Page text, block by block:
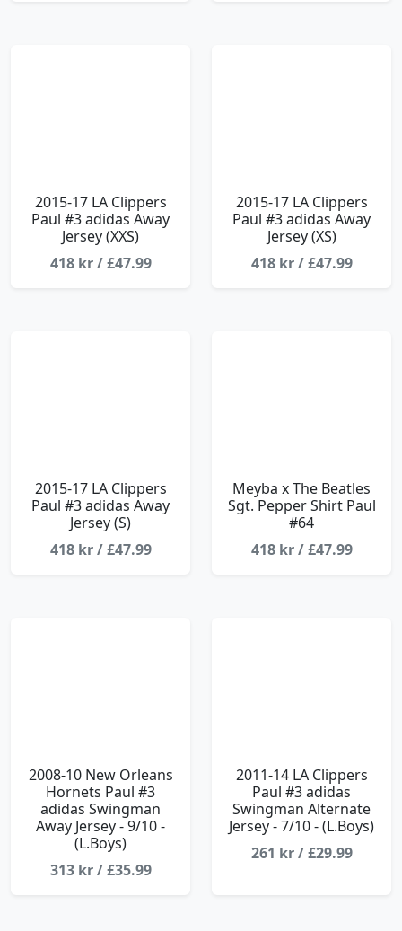
2015-17 LA Clippers
Paul #3 adidas Away
Jersey (XXS)
418 kr / £47.99
2015-17 LA Clippers
Paul #3 adidas Away
Jersey (XS)
418 kr / £47.99
2015-17 LA Clippers
Paul #3 adidas Away
Jersey (S)
418 kr / £47.99
Meyba x The Beatles
Sgt. Pepper Shirt Paul
#64
418 kr / £47.99
2008-10 New Orleans
Hornets Paul #3
adidas Swingman
Away Jersey - 9/10 -
(L.Boys)
313 kr / £35.99
2011-14 LA Clippers
Paul #3 adidas
Swingman Alternate
Jersey - 7/10 - (L.Boys)
261 kr / £29.99